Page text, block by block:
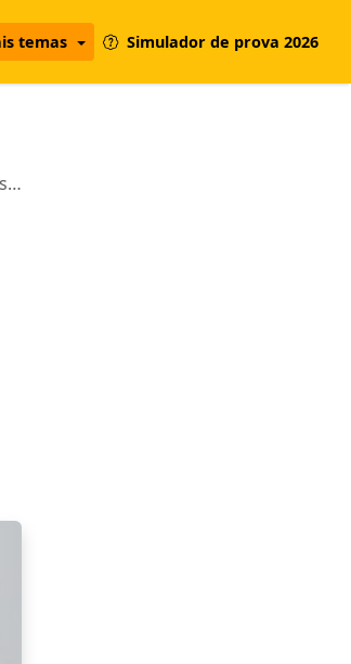
temas Simulador de prova 2026